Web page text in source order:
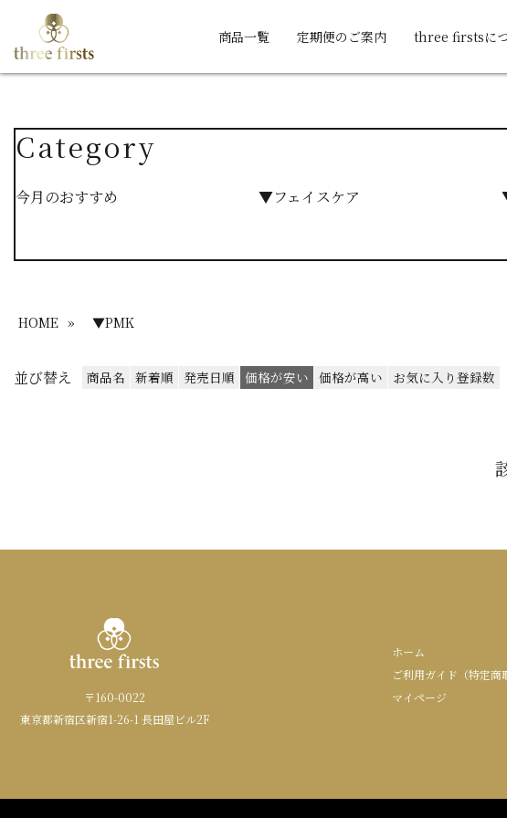
商品一覧 定期便のご案内 three firstsに
Category
今月のおすすめ ▼フェイスケア
HOME » ▼PMK
並び替え 商品名 新着順 発売日順 価格が安い 価格が高い お気に入り登録数
〒160-0022
東京都新宿区新宿1-26-1 長田屋ビル2F
ホーム
ご利用ガイド（特定商
マイページ